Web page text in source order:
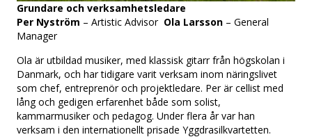
Grundare och verksamhetsledare
Per Nyström – Artistic Advisor Ola Larsson – General
Manager
Ola är utbildad musiker, med klassisk gitarr från högskolan i
Danmark, och har tidigare varit verksam inom näringslivet
som chef, entreprenör och projektledare. Per är cellist med
lång och gedigen erfarenhet både som solist,
kammarmusiker och pedagog. Under flera år var han
verksam i den internationellt prisade Yggdrasilkvartetten.